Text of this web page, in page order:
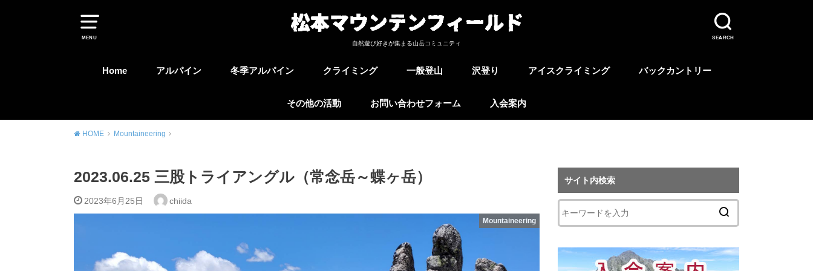
MENU SEARCH
自然遊び好きが集まる山岳コミュニティ
Home アルパイン 冬季アルパイン クライミング 一般登山 沢登り アイスクライミング バックカントリー
その他の活動 お問い合わせフォーム 入会案内
HOME Mountaineering
2023.06.25 三股トライアングル（常念岳～蝶ヶ岳）
2023年6月25日 chiida
Mountaineering
サイト内検索